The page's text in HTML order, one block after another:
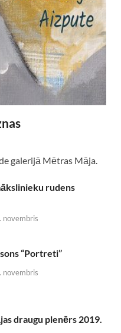
galerijā Mētras Māja.
rudens
novembris
“Portreti”
novembris
draugu plenērs 2019.